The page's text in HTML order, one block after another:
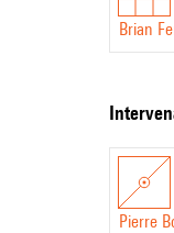
Brian
Pierre